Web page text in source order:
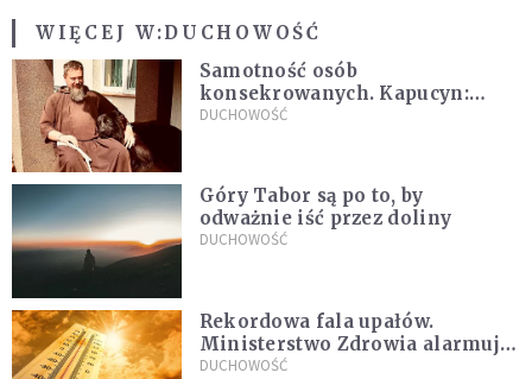
WIĘCEJ W:DUCHOWOŚĆ
Samotność osób
konsekrowanych. Kapucyn:
Życie w pojedynkę rzadko jest
DUCHOWOŚĆ
Góry Tabor są po to, by
odważnie iść przez doliny
DUCHOWOŚĆ
Rekordowa fala upałów.
Ministerstwo Zdrowia alarmuje
po doświadczeniach z czerwca
DUCHOWOŚĆ